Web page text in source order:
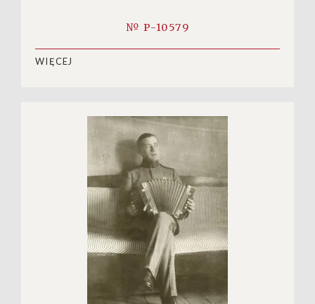
№ P-10579
WIĘCEJ